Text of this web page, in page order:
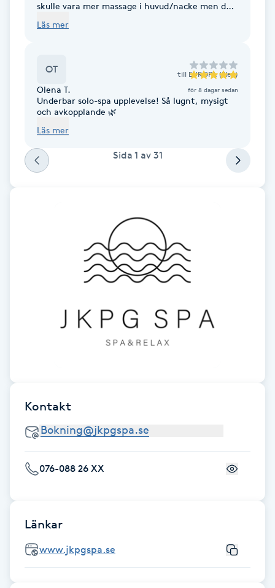
LED-ljusterapi
Liktornar
LPG-behandling
LPG-massage
Medial vägledning
Medicinsk massage
Meditation
Medium
skulle vara mer massage i huvud/nacke men det
Läs mer
OT till EUROPA (Elev)
Olena T. för 8 dagar sedan
Underbar solo-spa upplevelse! Så lugnt, mysigt
och avkopplande 🌿
Läs mer
Sida 1 av 31
Kontakt
076-088 26 XX
Länkar
www.jkpgspa.se